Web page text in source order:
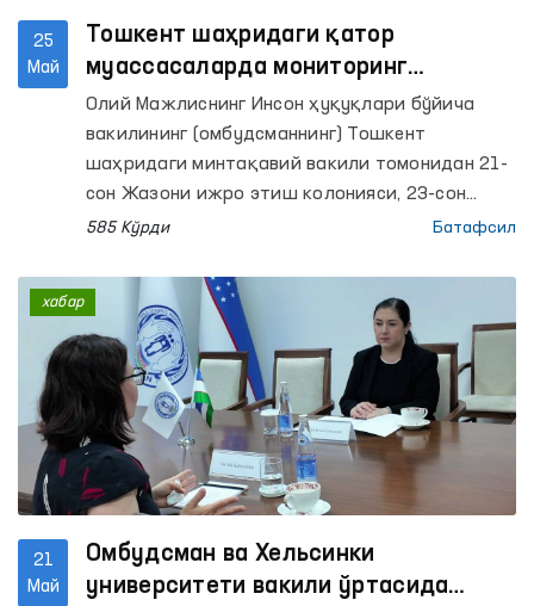
25
Май
Тошкент шаҳридаги қатор
муассасаларда мониторинг
ташрифлари амалга оширилди
Олий Мажлиснинг Инсон ҳуқуқлари бўйича
вакилининг (омбудсманнинг) Тошкент
шаҳридаги минтақавий вакили томонидан 21-
сон Жазони ижро этиш колонияси, 23-сон
Маҳкумлар учун ихтисослашган касалхона, 51-
объектлари, 1- ва 2-сонли “Мурувват”
ногиронлиги бўлган болалар учун интернат
уйлари, Тошкент шаҳар мажбурий даволаш
наркология шифохонаси, Республика кузатув
кучайтирилган руҳий касалликлар ва Руҳий
касалликлар клиник шифохоналарига
мониторинг ташрифлари амалга оширилди.
585 Кўрди Батафсил
21
Май
Омбудсман ва Хельсинки
университети вакили ўртасида
хабар